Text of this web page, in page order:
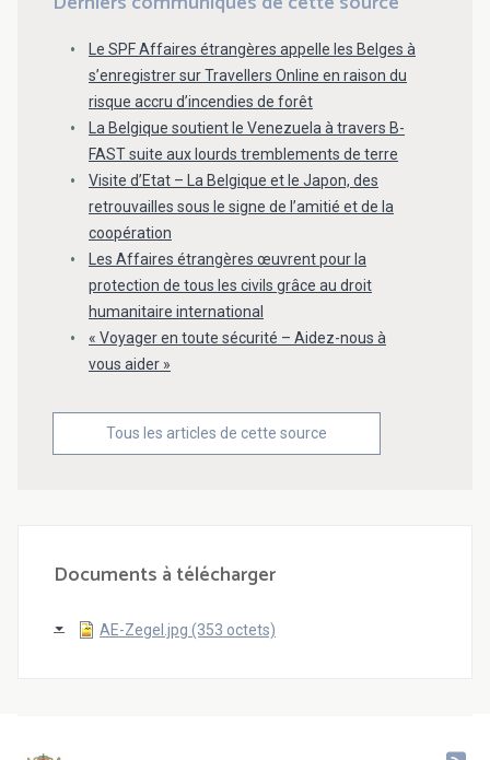
Le SPF Affaires étrangères appelle les Belges à
s’enregistrer sur Travellers Online en raison du
risque accru d’incendies de forêt
La Belgique soutient le Venezuela à travers B-
FAST suite aux lourds tremblements de terre
Visite d’Etat – La Belgique et le Japon, des
retrouvailles sous le signe de l’amitié et de la
coopération
Les Affaires étrangères œuvrent pour la
protection de tous les civils grâce au droit
humanitaire international
« Voyager en toute sécurité – Aidez-nous à
vous aider »
Tous les articles de cette source
Documents à télécharger
AE-Zegel.jpg (353 octets)